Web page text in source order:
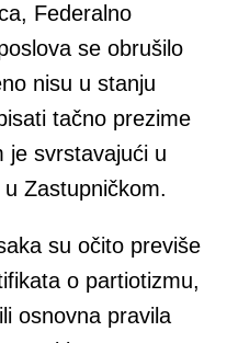
Federalno
se obrušilo
nisu u stanju
tačno prezime
je svrstavajući u
Zastupničkom.
su očito previše
o partiotizmu,
osnovna pravila